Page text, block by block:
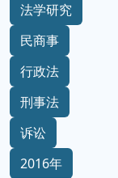
法学研究
民商事
行政法
刑事法
诉讼
2016年